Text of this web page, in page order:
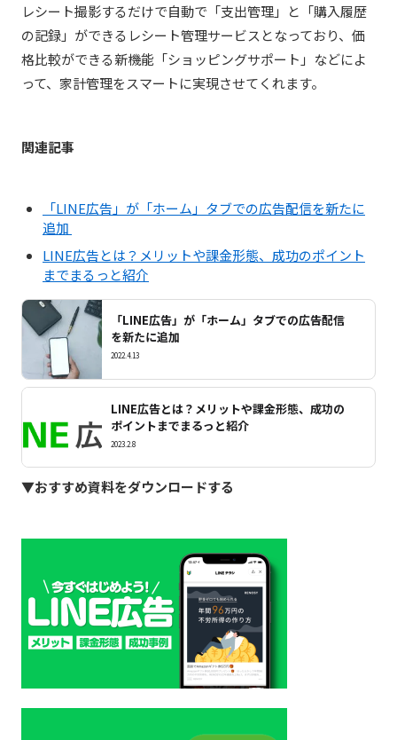
レシート撮影するだけで自動で「支出管理」と「購入履歴
の記録」ができるレシート管理サービスとなっており、価
格比較ができる新機能「ショッピングサポート」などによ
って、家計管理をスマートに実現させてくれます。
関連記事
「LINE広告」が「ホーム」タブでの広告配信を新たに
追加
LINE広告とは？メリットや課金形態、成功のポイント
までまるっと紹介
「LINE広告」が「ホーム」タブでの広告配信
を新たに追加
2022.4.13
LINE広告とは？メリットや課金形態、成功の
ポイントまでまるっと紹介
2023.2.8
▼おすすめ資料をダウンロードする